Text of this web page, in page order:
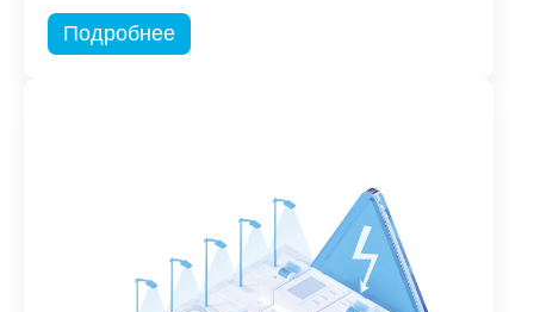
Подробнее